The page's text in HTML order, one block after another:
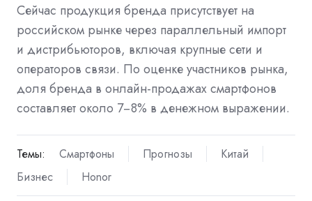
Сейчас продукция бренда присутствует на
российском рынке через параллельный импорт
и дистрибьюторов, включая крупные сети и
операторов связи. По оценке участников рынка,
доля бренда в онлайн-продажах смартфонов
составляет около 7−8% в денежном выражении.
Темы: Смартфоны Прогнозы
Китай
Бизнес
Honor